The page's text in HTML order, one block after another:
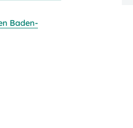
Baden-